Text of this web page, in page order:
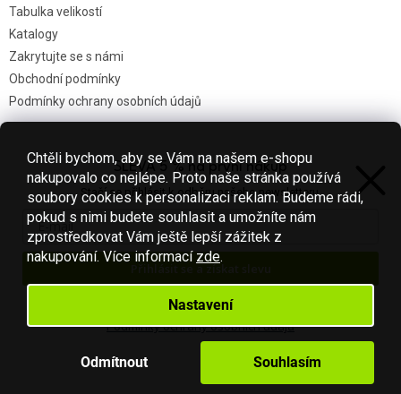
Chtěli bychom, aby se Vám na našem e-shopu
nakupovalo co nejlépe. Proto naše stránka používá
soubory cookies k personalizaci reklam. Budeme rádi,
pokud s nimi budete souhlasit a umožníte nám
zprostředkovat Vám ještě lepší zážitek z
nakupování. Více informací zde.
Nastavení
Odmítnout Souhlasím
Tabulka velikostí
Katalogy
Zakrytujte se s námi
Obchodní podmínky
Podmínky ochrany osobních údajů
Nákupní košík
0KS /0 KČ
S láskou vyrobilo
Filipesmedia 🧡
SLEVA 5 % na první nákup
Stačí se přihlásit k odběru našeho newsletteru.
Přihlásit se a získat slevu
Váš e-mail je u nás v bezpečí.
Podmínky ochrany osobních údajů